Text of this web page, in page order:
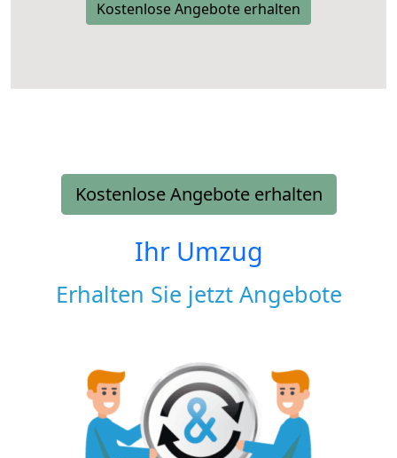
Kostenlose Angebote erhalten
Kostenlose Angebote erhalten
Ihr Umzug
Erhalten Sie jetzt Angebote